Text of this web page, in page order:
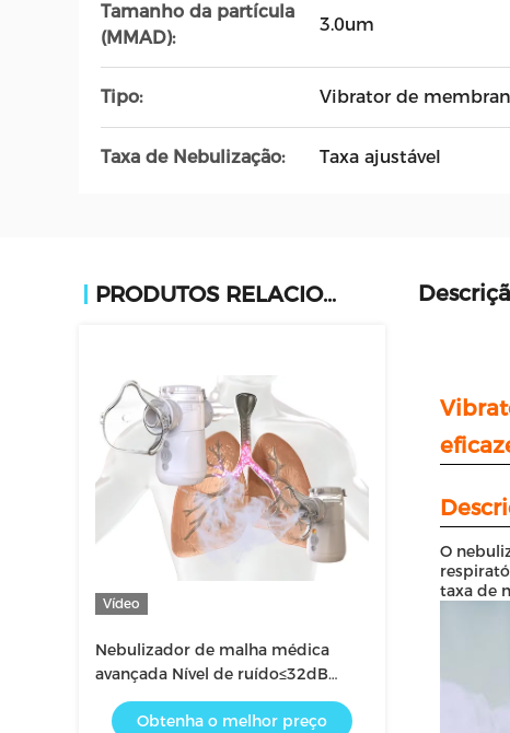
Tamanho da partícula
(MMAD):
3.0um
Tipo: Vibrator de
Taxa de Nebulização: Taxa ajustável
PRODUTOS RELACIONADOS
Vídeo
Nebulizador de malha médica
avançada Nível de ruído≤32dB
Partículas finas inalador Nenhum
resíduoObtenha o melhor preço
O
taxa de